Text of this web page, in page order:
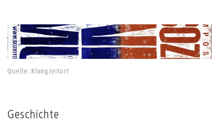
Webseite
Quelle: Klangzeitort
Geschichte